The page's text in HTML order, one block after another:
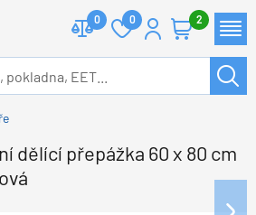
0 0 2
dělící přepážka 60 x 80 cm